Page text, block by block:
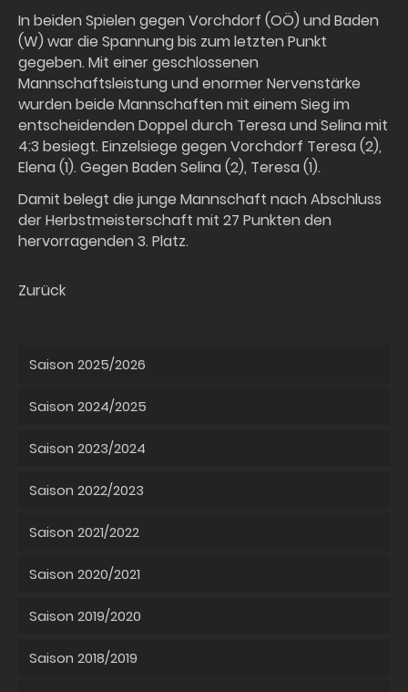
In beiden Spielen gegen Vorchdorf (OÖ) und Baden
(W) war die Spannung bis zum letzten Punkt
gegeben. Mit einer geschlossenen
Mannschaftsleistung und enormer Nervenstärke
wurden beide Mannschaften mit einem Sieg im
entscheidenden Doppel durch Teresa und Selina mit
4:3 besiegt. Einzelsiege gegen Vorchdorf Teresa (2),
Elena (1). Gegen Baden Selina (2), Teresa (1).
Damit belegt die junge Mannschaft nach Abschluss
der Herbstmeisterschaft mit 27 Punkten den
hervorragenden 3. Platz.
Zurück
Saison 2025/2026
Saison 2024/2025
Saison 2023/2024
Saison 2022/2023
Saison 2021/2022
Saison 2020/2021
Saison 2019/2020
Saison 2018/2019